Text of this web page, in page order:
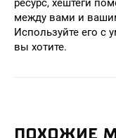
ресурс, хештеги
между вами и
Используйте его с
вы хотите.
ПОХОЖИЕ